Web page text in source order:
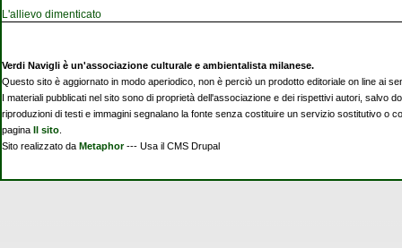
L'allievo dimenticato
Verdi Navigli è un'associazione culturale e ambientalista milanese.
Questo sito è aggiornato in modo aperiodico, non è perciò un prodotto editoriale on line ai
I materiali pubblicati nel sito sono di proprietà dell'associazione e dei rispettivi autori, salvo
riproduzioni di testi e immagini segnalano la fonte senza costituire un servizio sostitutivo o
pagina Il sito
Sito realizzato da Metaphor--- Usa il CMS Drupal